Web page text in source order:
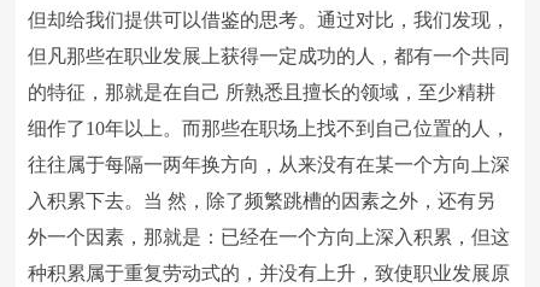
但却给我们提供可以借鉴的思考。通过对比，我们发现，
但凡那些在职业发展上获得一定成功的人，都有一个共同
的特征，那就是在自己 所熟悉且擅长的领域，至少精耕
细作了10年以上。而那些在职场上找不到自己位置的人，
往往属于每隔一两年换方向，从来没有在某一个方向上深
入积累下去。当 然，除了频繁跳槽的因素之外，还有另
外一个因素，那就是：已经在一个方向上深入积累，但这
种积累属于重复劳动式的，并没有上升，致使职业发展原